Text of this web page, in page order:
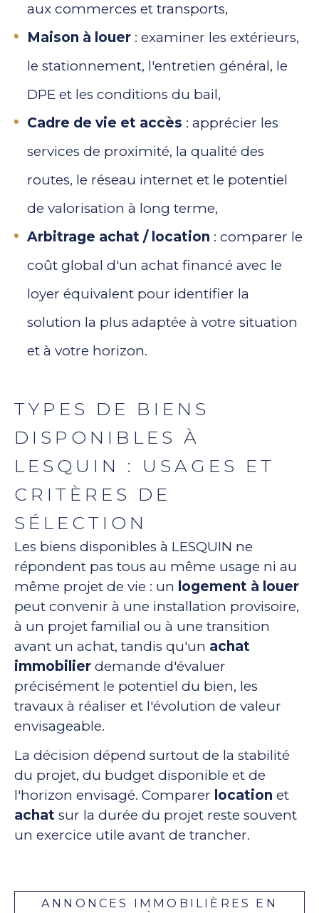
aux commerces et transports,
Maison à louer : examiner les extérieurs,
le stationnement, l'entretien général, le
DPE et les conditions du bail,
Cadre de vie et accès : apprécier les
services de proximité, la qualité des
routes, le réseau internet et le potentiel
de valorisation à long terme,
Arbitrage achat / location : comparer le
coût global d'un achat financé avec le
loyer équivalent pour identifier la
solution la plus adaptée à votre situation
et à votre horizon.
TYPES DE BIENS
DISPONIBLES À
LESQUIN : USAGES ET
CRITÈRES DE
SÉLECTION
Les biens disponibles à LESQUIN ne
répondent pas tous au même usage ni au
même projet de vie : un logement à louer
peut convenir à une installation provisoire,
à un projet familial ou à une transition
avant un achat, tandis qu'un achat
immobilier demande d'évaluer
précisément le potentiel du bien, les
travaux à réaliser et l'évolution de valeur
envisageable.
La décision dépend surtout de la stabilité
du projet, du budget disponible et de
l'horizon envisagé. Comparer location et
achat sur la durée du projet reste souvent
un exercice utile avant de trancher.
ANNONCES IMMOBILIÈRES EN